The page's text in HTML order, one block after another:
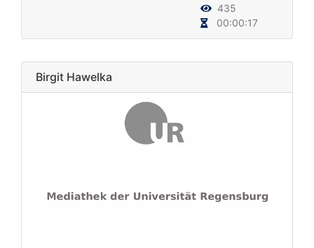
435
00:00:17
Birgit Hawelka